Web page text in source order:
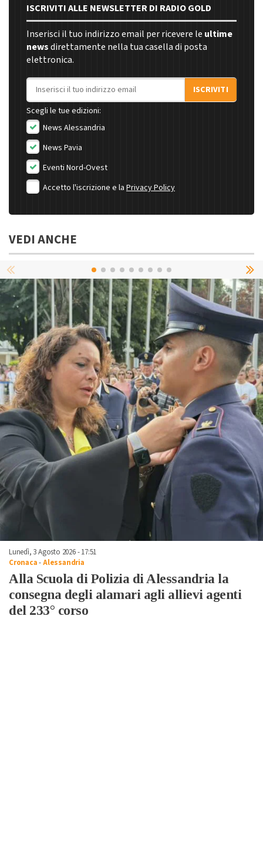
ISCRIVITI ALLE NEWSLETTER DI RADIO GOLD
Inserisci il tuo indirizzo email per ricevere le ultime
newsdirettamente nella tua casella di posta
elettronica.
Indirizzo email
ISCRIVITI
Scegli le tue edizioni:
News Alessandria
News Pavia
Eventi Nord-Ovest
Accetto l'iscrizione e la Privacy Policy
VEDI ANCHE
Lunedì, 3 Agosto 2026 - 17:51
Cronaca-Alessandria
Alla Scuola di Polizia di Alessandria la
consegna degli alamari agli allievi agenti
del 233° corso